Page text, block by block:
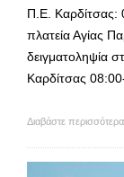
Π.Ε. Καρδίτσας:
πλατεία Αγίας
δειγματοληψία
Καρδίτσας
Διαβάστε περισσότερα